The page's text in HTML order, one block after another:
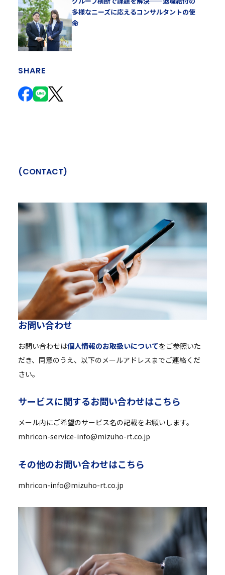
多様なニーズに応えるコンサルタントの使
命
SHARE
(CONTACT)
お問い合わせ
お問い合わせは個人情報のお取扱いについてをご参照いた
だき、同意のうえ、以下のメールアドレスまでご連絡くだ
さい。
サービスに関するお問い合わせはこちら
メール内にご希望のサービス名の記載をお願いします。
mhricon-service-info@mizuho-rt.co.jp
その他のお問い合わせはこちら
mhricon-info@mizuho-rt.co.jp